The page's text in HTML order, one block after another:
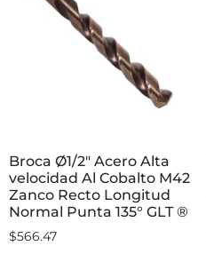
Broca Ø1/2″ Acero Alta
velocidad Al Cobalto M42
Zanco Recto Longitud
Normal Punta 135° GLT ®
$566.47